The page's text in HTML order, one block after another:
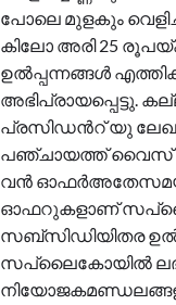
പോലെ മുളകും
കിലോ അരി 25
ഉൽപ്പന്നങ്ങൾ
അഭിപ്രായപ്പെട്ടു.
പ്രസിഡന്‍റ് യു ലേഖ
പഞ്ചായത്ത് വൈസ്
വൻ
ഓഫറുകളാണ്
സബ്സിഡിയിതര
സപ്ലൈകോയിൽ